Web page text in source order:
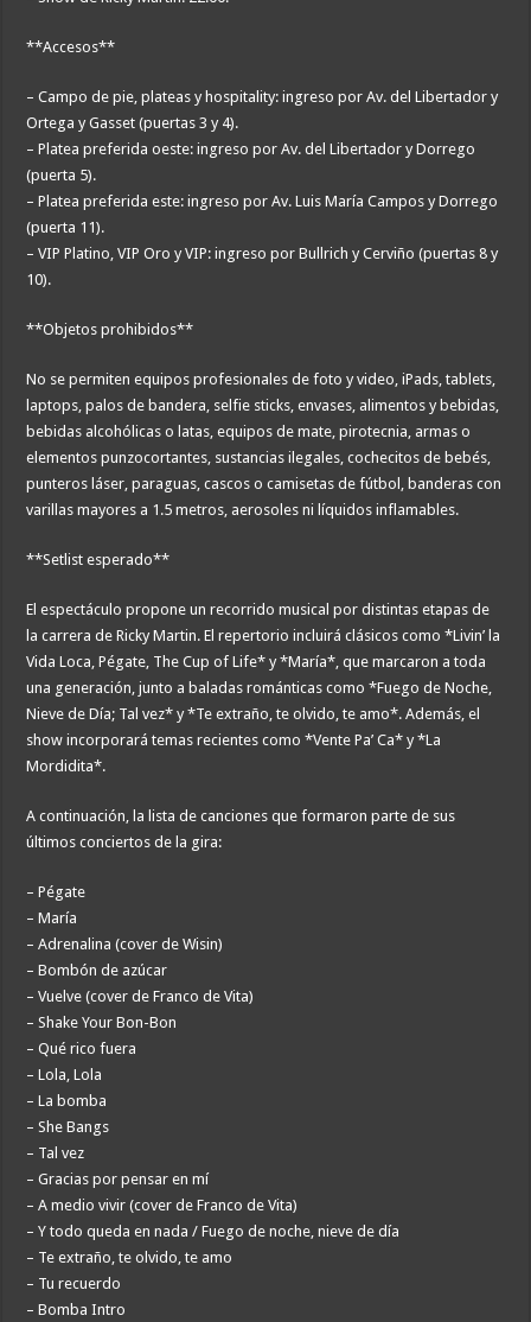
**Accesos**
– Campo de pie, plateas y hospitality: ingreso por Av. del Libertador y
Ortega y Gasset (puertas 3 y 4).
– Platea preferida oeste: ingreso por Av. del Libertador y Dorrego
(puerta 5).
– Platea preferida este: ingreso por Av. Luis María Campos y Dorrego
(puerta 11).
– VIP Platino, VIP Oro y VIP: ingreso por Bullrich y Cerviño (puertas 8 y
10).
**Objetos prohibidos**
No se permiten equipos profesionales de foto y video, iPads, tablets,
laptops, palos de bandera, selfie sticks, envases, alimentos y bebidas,
bebidas alcohólicas o latas, equipos de mate, pirotecnia, armas o
elementos punzocortantes, sustancias ilegales, cochecitos de bebés,
punteros láser, paraguas, cascos o camisetas de fútbol, banderas con
varillas mayores a 1.5 metros, aerosoles ni líquidos inflamables.
**Setlist esperado**
El espectáculo propone un recorrido musical por distintas etapas de
la carrera de Ricky Martin. El repertorio incluirá clásicos como *Livin’ la
Vida Loca, Pégate, The Cup of Life* y *María*, que marcaron a toda
una generación, junto a baladas románticas como *Fuego de Noche,
Nieve de Día; Tal vez* y *Te extraño, te olvido, te amo*. Además, el
show incorporará temas recientes como *Vente Pa’ Ca* y *La
Mordidita*.
A continuación, la lista de canciones que formaron parte de sus
últimos conciertos de la gira:
– Pégate
– María
– Adrenalina (cover de Wisin)
– Bombón de azúcar
– Vuelve (cover de Franco de Vita)
– Shake Your Bon-Bon
– Qué rico fuera
– Lola, Lola
– La bomba
– She Bangs
– Tal vez
– Gracias por pensar en mí
– A medio vivir (cover de Franco de Vita)
– Y todo queda en nada / Fuego de noche, nieve de día
– Te extraño, te olvido, te amo
– Tu recuerdo
– Bomba Intro